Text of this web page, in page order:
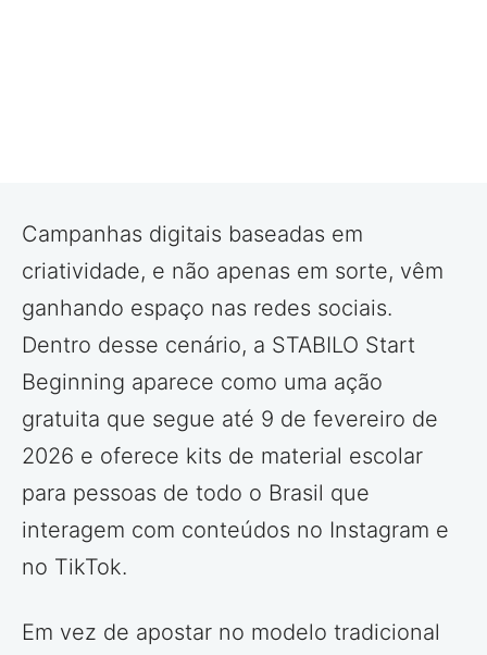
Campanhas digitais baseadas em
criatividade, e não apenas em sorte, vêm
ganhando espaço nas redes sociais.
Dentro desse cenário, a STABILO Start
Beginning aparece como uma ação
gratuita que segue até 9 de fevereiro de
2026 e oferece kits de material escolar
para pessoas de todo o Brasil que
interagem com conteúdos no Instagram e
no TikTok.
Em vez de apostar no modelo tradicional